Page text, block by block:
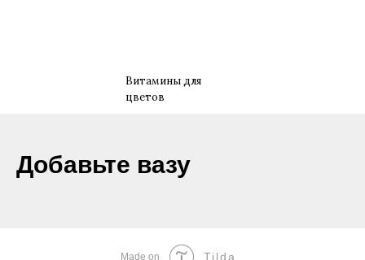
Витамины для
цветов
​Добавьте вазу
Made on Tilda